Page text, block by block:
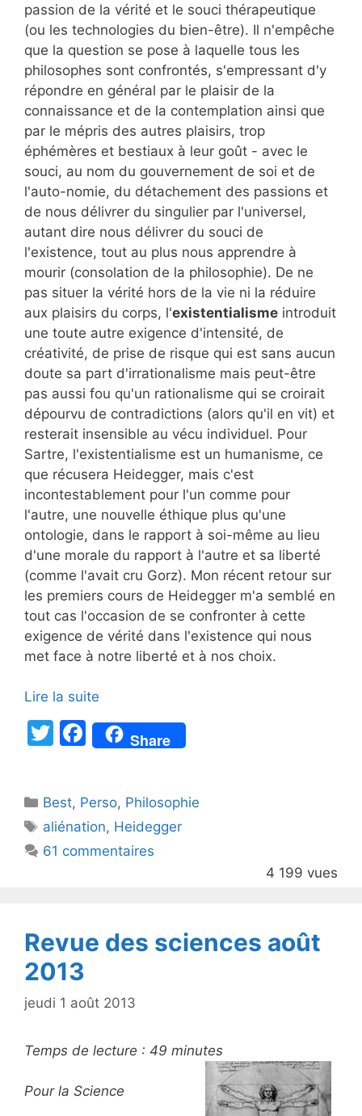
passion de la vérité et le souci thérapeutique
(ou les technologies du bien-être). Il n'empêche
que la question se pose à laquelle tous les
philosophes sont confrontés, s'empressant d'y
répondre en général par le plaisir de la
connaissance et de la contemplation ainsi que
par le mépris des autres plaisirs, trop
éphémères et bestiaux à leur goût - avec le
souci, au nom du gouvernement de soi et de
l'auto-nomie, du détachement des passions et
de nous délivrer du singulier par l'universel,
autant dire nous délivrer du souci de
l'existence, tout au plus nous apprendre à
mourir (consolation de la philosophie). De ne
pas situer la vérité hors de la vie ni la réduire
aux plaisirs du corps, l'existentialisme introduit
une toute autre exigence d'intensité, de
créativité, de prise de risque qui est sans aucun
doute sa part d'irrationalisme mais peut-être
pas aussi fou qu'un rationalisme qui se croirait
dépourvu de contradictions (alors qu'il en vit) et
resterait insensible au vécu individuel. Pour
Sartre, l'existentialisme est un humanisme, ce
que récusera Heidegger, mais c'est
incontestablement pour l'un comme pour
l'autre, une nouvelle éthique plus qu'une
ontologie, dans le rapport à soi-même au lieu
d'une morale du rapport à l'autre et sa liberté
(comme l'avait cru Gorz). Mon récent retour sur
les premiers cours de Heidegger m'a semblé en
tout cas l'occasion de se confronter à cette
exigence de vérité dans l'existence qui nous
met face à notre liberté et à nos choix.
Lire la suite
T
er
F
a
e
b
o
Share
Catégories
Best, Perso, Philosophie
Étiquettes
aliénation, Heidegger
61 commentaires
4 199 vues
Revue des sciences août
2013
jeudi 1 août 2013
Temps de lecture : 49 minutes
Pour la Science